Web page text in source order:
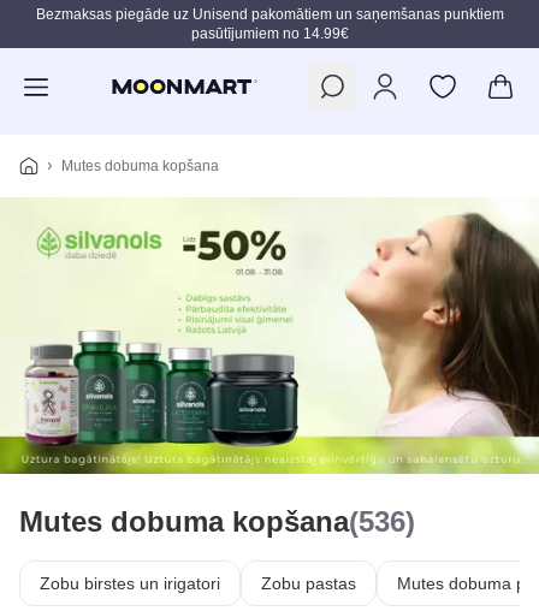
Pāriet uz galveno saturu
Bezmaksas piegāde uz Unisend pakomātiem un saņemšanas punktiem
pasūtījumiem no 14.99€
Mutes dobuma kopšana
Mutes dobuma kopšana(536)
Zobu birstes un irigatori Zobu pastas Mutes dobuma